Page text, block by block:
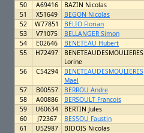
50
A69416 BAZIN Nicolas
51
X51649 BEGON Nicolas
52
W77851 BELIO Florian
53
V71075 BELLANGER Simon
54
E02646 BENETEAU Hubert
55
H72497
BENETEAUDESMOULIERES
Lorine
56 C54294
BENETEAUDESMOULIERES
Mael
57 B00557 BERROU Andre
58
A00886 BERSOULT Francois
59
U60634 BERTIN Jules
60
J72367 BESSOU Faustin
61
U52987 BIDOIS Nicolas